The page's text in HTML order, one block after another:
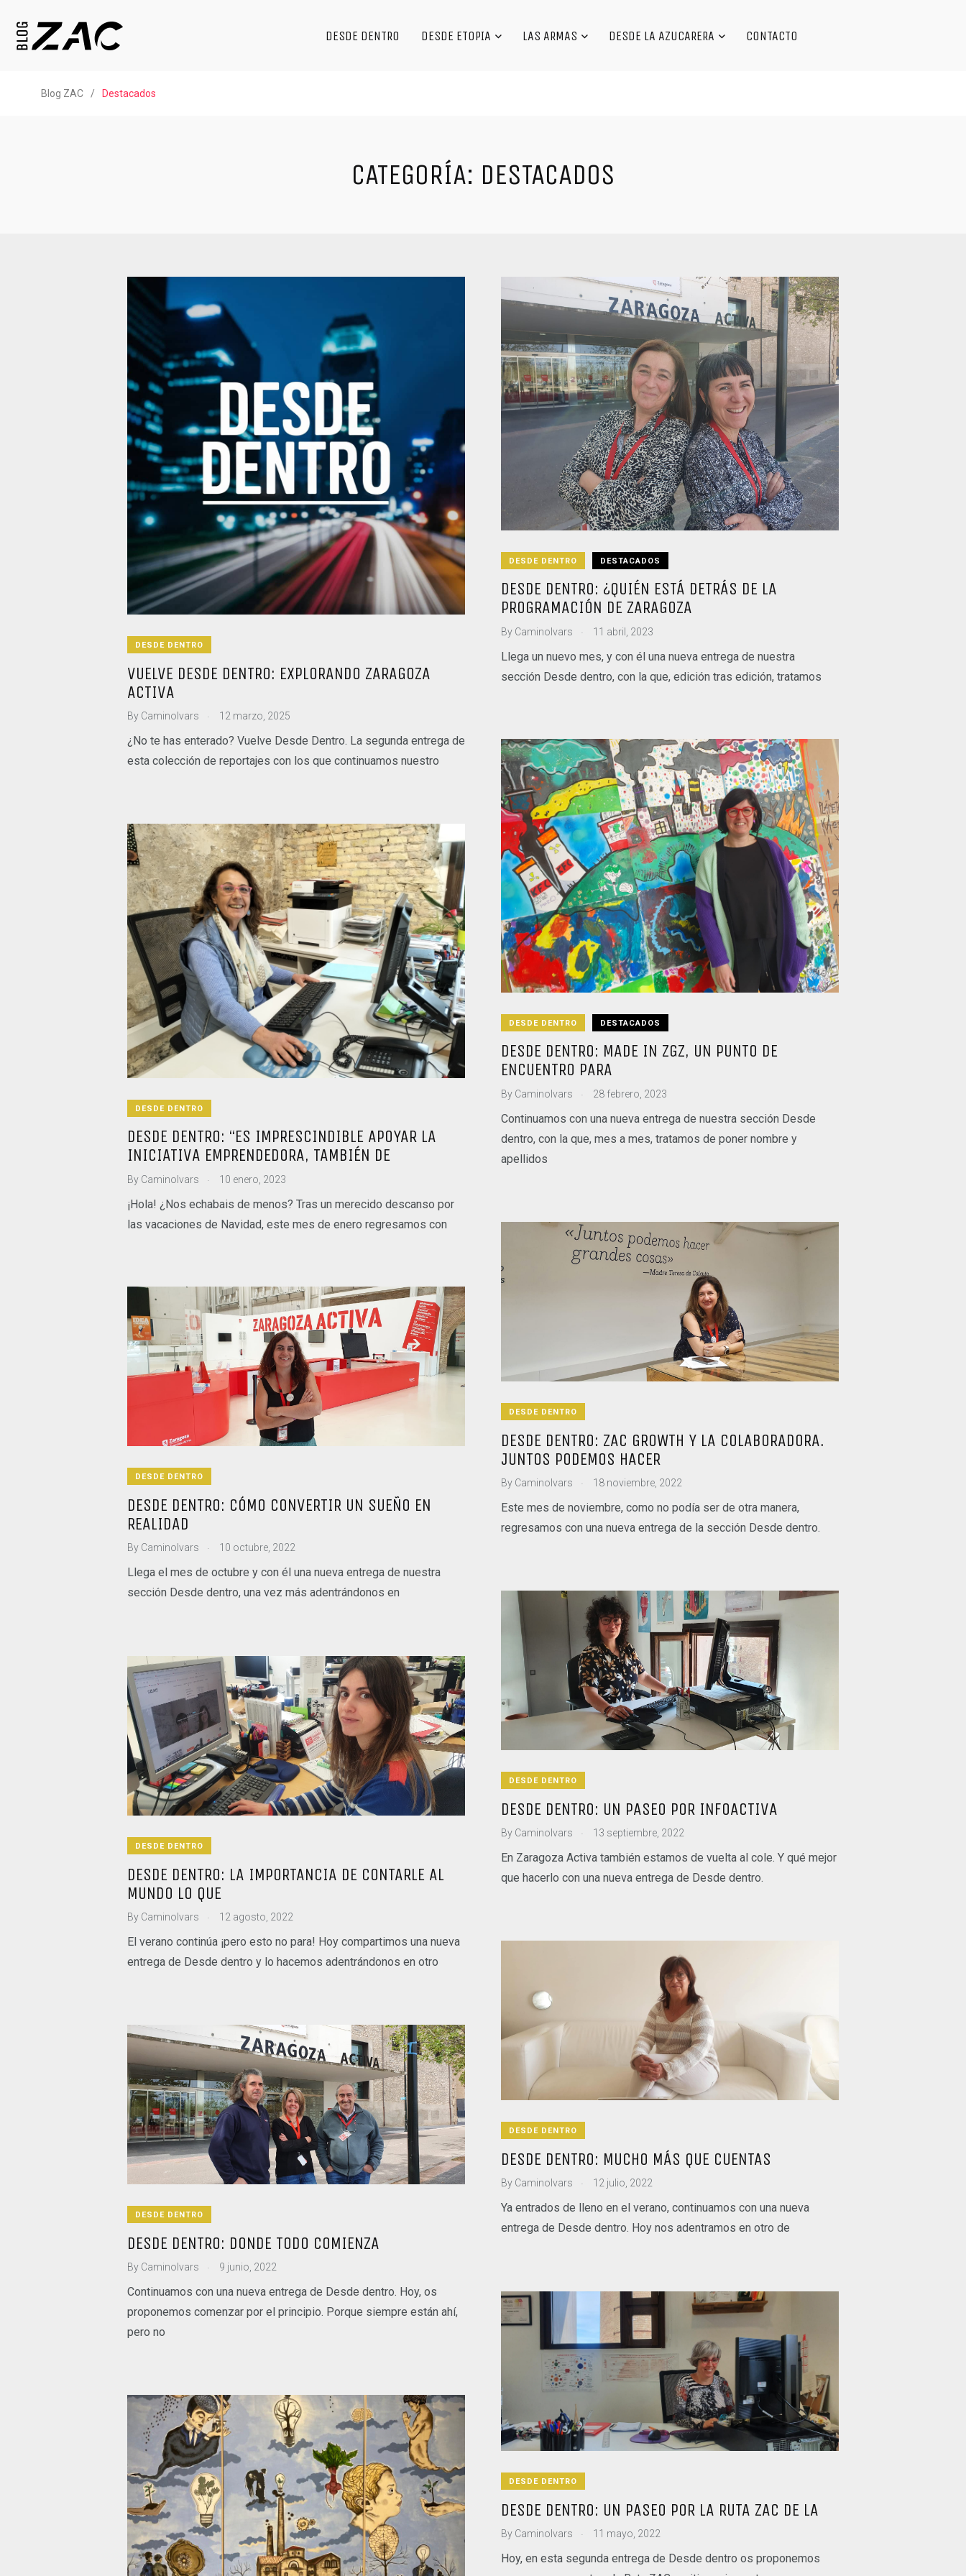
DESDE DENTRO DESDE ETOPIA LAS ARMAS DESDE LA AZUCARERA CONTACTO
Blog ZAC / Destacados
CATEGORÍA: DESTACADOS
DESDE DENTRO
VUELVE DESDE DENTRO: EXPLORANDO ZARAGOZA
ACTIVA
By CaminoIvars 12 marzo, 2025
¿No te has enterado? Vuelve Desde Dentro. La segunda entrega de
esta colección de reportajes con los que continuamos nuestro
DESDE DENTRO DESTACADOS
DESDE DENTRO: ¿QUIÉN ESTÁ DETRÁS DE LA
PROGRAMACIÓN DE ZARAGOZA
By CaminoIvars 11 abril, 2023
Llega un nuevo mes, y con él una nueva entrega de nuestra
sección Desde dentro, con la que, edición tras edición, tratamos
DESDE DENTRO DESTACADOS
DESDE DENTRO: MADE IN ZGZ, UN PUNTO DE
ENCUENTRO PARA
By CaminoIvars 28 febrero, 2023
Continuamos con una nueva entrega de nuestra sección Desde
dentro, con la que, mes a mes, tratamos de poner nombre y
apellidos
DESDE DENTRO
DESDE DENTRO: “ES IMPRESCINDIBLE APOYAR LA
INICIATIVA EMPRENDEDORA, TAMBIÉN DE
By CaminoIvars 10 enero, 2023
¡Hola! ¿Nos echabais de menos? Tras un merecido descanso por
las vacaciones de Navidad, este mes de enero regresamos con
DESDE DENTRO
DESDE DENTRO: ZAC GROWTH Y LA COLABORADORA.
JUNTOS PODEMOS HACER
By CaminoIvars . 18 noviembre, 2022
Este mes de noviembre, como no podía ser de otra manera,
regresamos con una nueva entrega de la sección Desde dentro.
DESDE DENTRO
DESDE DENTRO: CÓMO CONVERTIR UN SUEÑO EN
REALIDAD
By CaminoIvars . 10 octubre, 2022
Llega el mes de octubre y con él una nueva entrega de nuestra
sección Desde dentro, una vez más adentrándonos en
DESDE DENTRO
DESDE DENTRO: UN PASEO POR INFOACTIVA
By CaminoIvars . 13 septiembre, 2022
En Zaragoza Activa también estamos de vuelta al cole. Y qué mejor
que hacerlo con una nueva entrega de Desde dentro.
DESDE DENTRO
DESDE DENTRO: LA IMPORTANCIA DE CONTARLE AL
MUNDO LO QUE
By CaminoIvars . 12 agosto, 2022
El verano continúa ¡pero esto no para! Hoy compartimos una nueva
entrega de Desde dentro y lo hacemos adentrándonos en otro
DESDE DENTRO
DESDE DENTRO: MUCHO MÁS QUE CUENTAS
By CaminoIvars . 12 julio, 2022
Ya entrados de lleno en el verano, continuamos con una nueva
entrega de Desde dentro. Hoy nos adentramos en otro de
DESDE DENTRO
DESDE DENTRO: DONDE TODO COMIENZA
By CaminoIvars . 9 junio, 2022
Continuamos con una nueva entrega de Desde dentro. Hoy, os
proponemos comenzar por el principio. Porque siempre están ahí,
pero no
DESDE DENTRO
DESDE DENTRO: UN PASEO POR LA RUTA ZAC DE LA
By CaminoIvars . 11 mayo, 2022
Hoy, en esta segunda entrega de Desde dentro os proponemos